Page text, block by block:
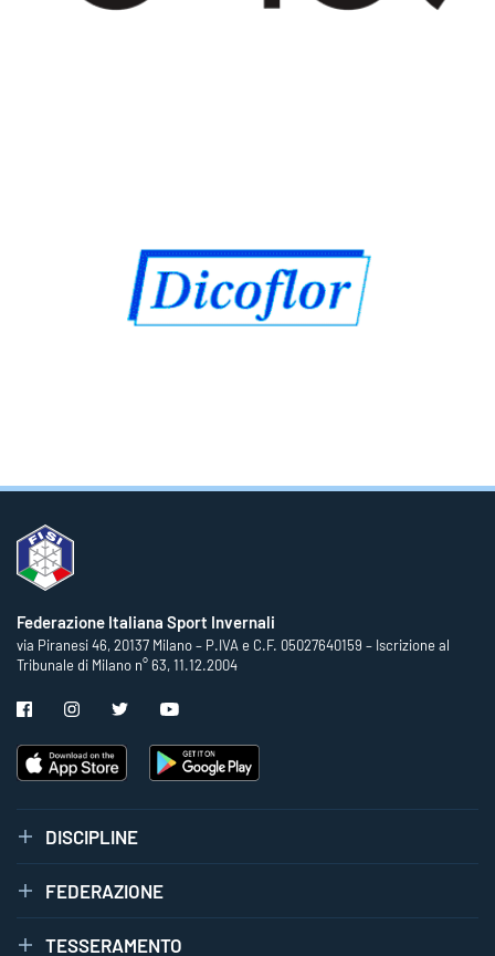
Federazione Italiana Sport Invernali
via Piranesi 46, 20137 Milano – P.IVA e C.F. 05027640159 – Iscrizione al
Tribunale di Milano n° 63, 11.12.2004
DISCIPLINE
FEDERAZIONE
TESSERAMENTO